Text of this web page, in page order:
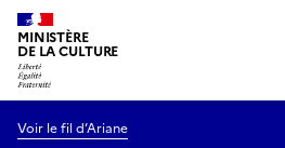
MINISTÈRE
DE LA CULTURE
Voir le fil d’Ariane